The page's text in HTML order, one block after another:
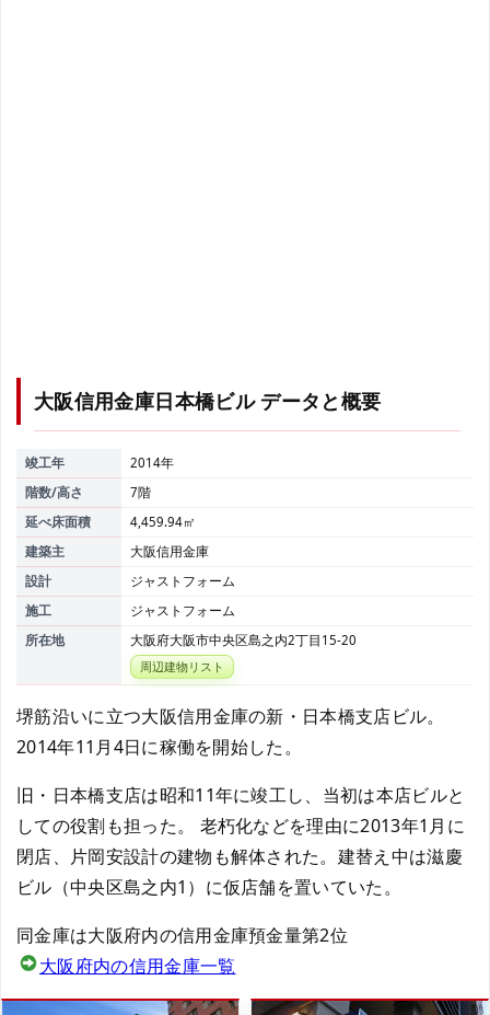
大阪信用金庫日本橋ビルデータと概要
竣工年
2014年
階数/高さ
7階
延べ床面積
4,459.94㎡
建築主
大阪信用金庫
設計
ジャストフォーム
施工
ジャストフォーム
所在地
大阪府大阪市中央区島之内2丁目15-20
周辺建物リスト
堺筋沿いに立つ大阪信用金庫の新・日本橋支店ビル。
2014年11月4日に稼働を開始した。
旧・日本橋支店は昭和11年に竣工し、当初は本店ビルと
しての役割も担った。 老朽化などを理由に2013年1月に
閉店、片岡安設計の建物も解体された。建替え中は滋慶
ビル（中央区島之内1）に仮店舗を置いていた。
同金庫は大阪府内の信用金庫預金量第2位
大阪府内の信用金庫一覧